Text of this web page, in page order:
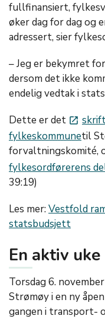
fullfinansiert,
øker dag for dag og
adressert, sier
– Jeg er bekymret
dersom det ikke
endelig vedtak i
Dette er det launch
fylkeskommunetil
forvaltningskomité,
fylkesordførerens
39:19)
Les mer:Vestfold
statsbudsjett
En aktiv
Torsdag 6.
Strømøy i en ny
gangen i transport-